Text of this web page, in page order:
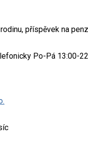
příspěvek na
Po-Pá 13:00-